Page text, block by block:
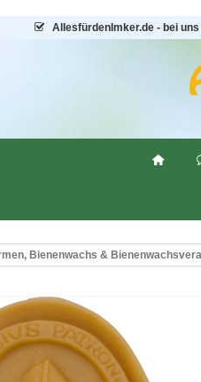
AllesfürdenImker.de - bei
Bienenwachs &